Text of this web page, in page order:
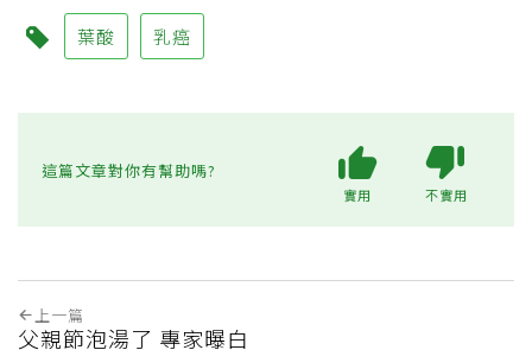
葉酸 乳癌
這篇文章對你有幫助嗎?
實用 不實用
上一篇
父親節泡湯了 專家曝白